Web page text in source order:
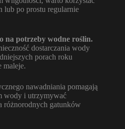
lub po prostu regularnie
na potrzeby wodne roślin.
dostarczania wody
porach roku
maleje.
nawadniania pomagają
wody i utrzymywać
gatunków